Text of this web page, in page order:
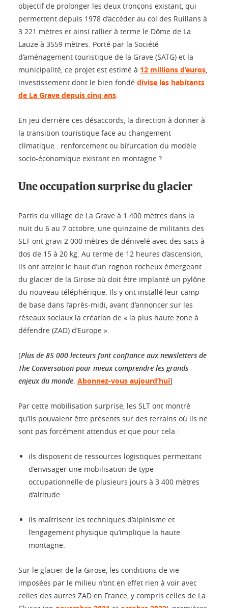
objectif de prolonger les deux tronçons existant, qui
permettent depuis 1978 d’accéder au col des Ruillans à
3 221 mètres et ainsi rallier à terme le Dôme de La
Lauze à 3559 mètres. Porté par la Société
d’aménagement touristique de la Grave (SATG) et la
municipalité, ce projet est estimé à 12 millions d’euros
investissement dont le bien fondé divise les habitants
de La Grave depuis cinq ans
En jeu derrière ces désaccords, la direction à donner à
la transition touristique face au changement
climatique : renforcement ou bifurcation du modèle
socio-économique existant en montagne ?
Une occupation surprise du glacier
Partis du village de La Grave à 1 400 mètres dans la
nuit du 6 au 7 octobre, une quinzaine de militants des
SLT ont gravi 2 000 mètres de dénivelé avec des sacs à
dos de 15 à 20 kg. Au terme de 12 heures d’ascension,
ils ont atteint le haut d’un rognon rocheux émergeant
du glacier de la Girose où doit être implanté un pylône
du nouveau téléphérique. Ils y ont installé leur camp
de base dans l’après-midi, avant d’annoncer sur les
réseaux sociaux la création de « la plus haute zone à
défendre (ZAD) d’Europe ».
[Plus de 85 000 lecteurs font confiance aux newsletters de
The Conversation pour mieux comprendre les grands
enjeux du monde Abonnez-vous aujourd’hui]
Par cette mobilisation surprise, les SLT ont montré
qu’ils pouvaient être présents sur des terrains où ils ne
sont pas forcément attendus et que pour cela :
ils disposent de ressources logistiques permettant
d’envisager une mobilisation de type
occupationnelle de plusieurs jours à 3 400 mètres
d’altitude
ils maîtrisent les techniques d’alpinisme et
l’engagement physique qu’implique la haute
montagne.
Sur le glacier de la Girose, les conditions de vie
imposées par le milieu n’ont en effet rien à voir avec
celles des autres ZAD en France, y compris celles de La